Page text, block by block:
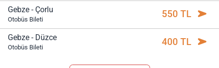
Gebze - Çorlu
Otobüs Bileti 550 TL
Gebze - Düzce
Otobüs Bileti 400 TL